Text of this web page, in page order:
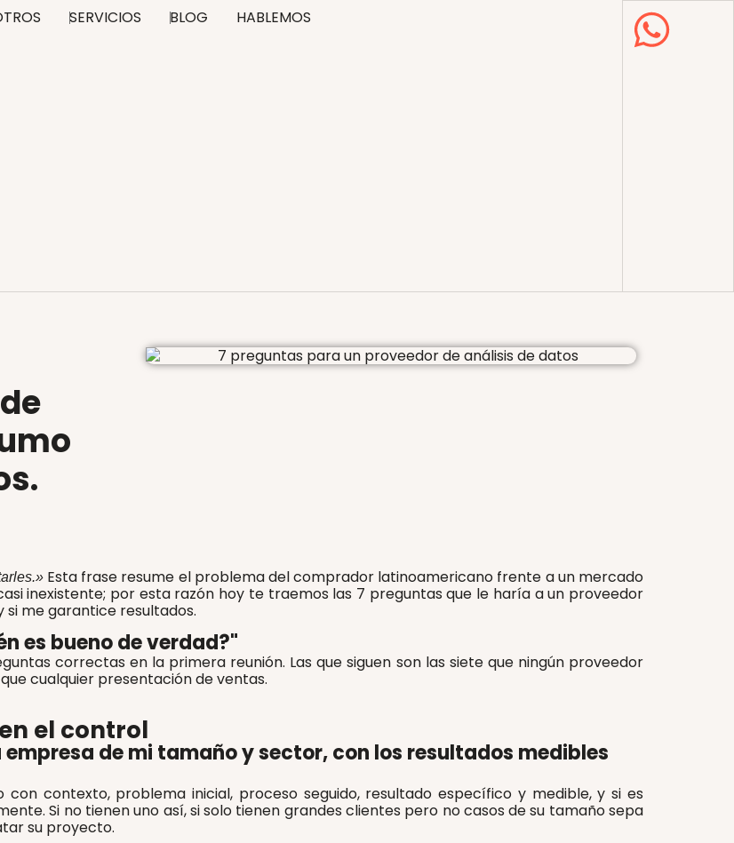
SERVICIOS BLOG HABLEMOS
Esta frase resume el problema del comprador latinoamericano frente a un mercado
inexistente; por esta razón hoy te traemos las 7 preguntas que le haría a un proveedor
si me garantice resultados.
es bueno de verdad?"
correctas en la primera reunión. Las que siguen son las siete que ningún proveedor
cualquier presentación de ventas.
el control
empresa de mi tamaño y sector, con los resultados medibles
contexto, problema inicial, proceso seguido, resultado específico y medible, y si es
Si no tienen uno así, si solo tienen grandes clientes pero no casos de su tamaño sepa
su proyecto.